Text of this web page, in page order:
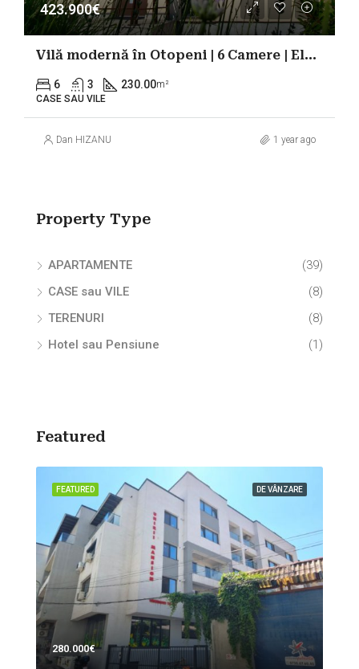
423.900€
Vilă modernă în Otopeni | 6 Camere | Eleganță și Confort
6 3 230.00m²
CASE SAU VILE
Dan HIZANU 1 year ago
Property Type
APARTAMENTE
(39)
CASE sau VILE
(8)
TERENURI
(8)
Hotel sau Pensiune
(1)
Featured
DE VÂNZARE
FEATURED
280.000€